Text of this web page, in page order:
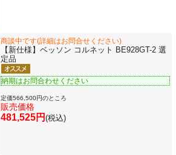
商談中です(詳細はお問合せください)
【新仕様】ベッソン コルネット BE928GT-2 選
定品
納期はお問合わせください
定価566,500円のところ
販売価格
481,525円 (税込)
サポート・保証
会社紹介